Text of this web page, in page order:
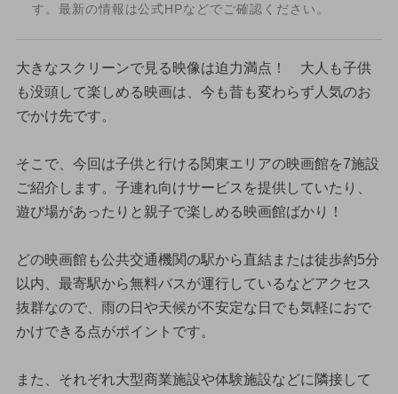
す。最新の情報は公式HPなどでご確認ください。
大きなスクリーンで見る映像は迫力満点！ 大人も子供
も没頭して楽しめる映画は、今も昔も変わらず人気のお
でかけ先です。
そこで、今回は子供と行ける関東エリアの映画館を7施設
ご紹介します。子連れ向けサービスを提供していたり、
遊び場があったりと親子で楽しめる映画館ばかり！
どの映画館も公共交通機関の駅から直結または徒歩約5分
以内、最寄駅から無料バスが運行しているなどアクセス
抜群なので、雨の日や天候が不安定な日でも気軽におで
かけできる点がポイントです。
また、それぞれ大型商業施設や体験施設などに隣接して